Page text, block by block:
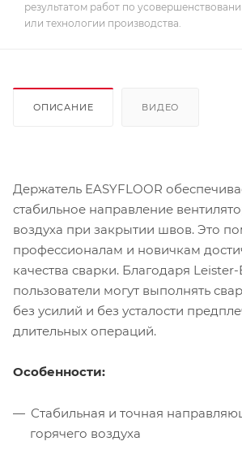
результатом работ по
или технологии производства.
ОПИСАНИЕ ВИДЕО
Держатель EASYFLOOR
стабильное направление
воздуха при закрытии швов. Это
профессионалам и новичкам
качества сварки. Благодаря Leister-
пользователи могут выполнять
без усилий и без усталости
длительных операций.
Особенности:
Стабильная и точная
горячего воздуха